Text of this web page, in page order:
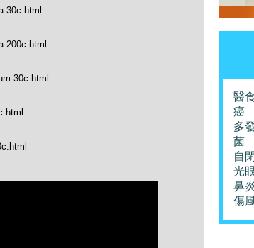
30c.html
200c.html
30c.html
醫
癌
多
菌
自
光
鼻
傷